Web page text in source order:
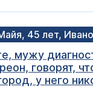
45 лет,
мужу
говорят,
у него